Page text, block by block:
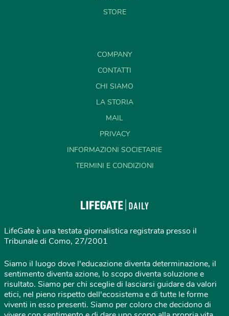
STORE
COMPANY
CONTATTI
CHI SIAMO
LA STORIA
MAIL
PRIVACY
INFORMAZIONI SOCIETARIE
TERMINI E CONDIZIONI
LifeGate è una testata giornalistica registrata presso il
Tribunale di Como, 27/2001
Siamo il luogo dove l'educazione diventa determinazione, il
sentimento diventa azione, lo scopo diventa soluzione e
risultato. Siamo per chi sceglie di lasciarsi guidare da valori
etici, nel pieno rispetto dell'ecosistema e di tutte le forme
viventi in esso presenti. Siamo per coloro che decidono di